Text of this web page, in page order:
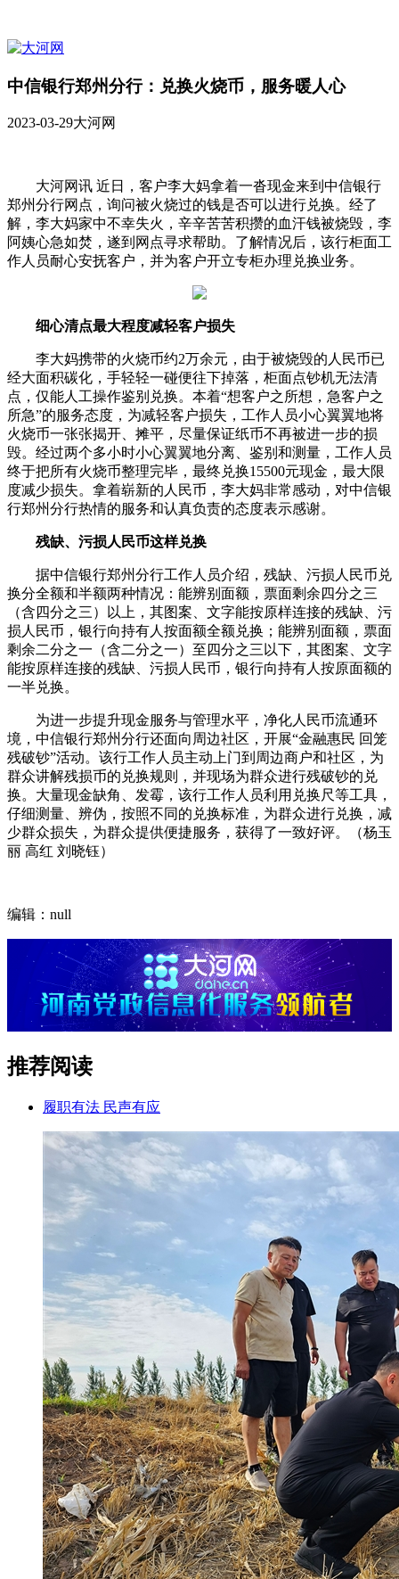
中信银行郑州分行：兑换火烧币，服务暖人心
2023-03-29大河网
大河网讯 近日，客户李大妈拿着一沓现金来到中信银行
郑州分行网点，询问被火烧过的钱是否可以进行兑换。经了
解，李大妈家中不幸失火，辛辛苦苦积攒的血汗钱被烧毁，李
阿姨心急如焚，遂到网点寻求帮助。了解情况后，该行柜面工
作人员耐心安抚客户，并为客户开立专柜办理兑换业务。
细心清点最大程度减轻客户损失
李大妈携带的火烧币约2万余元，由于被烧毁的人民币已
经大面积碳化，手轻轻一碰便往下掉落，柜面点钞机无法清
点，仅能人工操作鉴别兑换。本着“想客户之所想，急客户之
所急”的服务态度，为减轻客户损失，工作人员小心翼翼地将
火烧币一张张揭开、摊平，尽量保证纸币不再被进一步的损
毁。经过两个多小时小心翼翼地分离、鉴别和测量，工作人员
终于把所有火烧币整理完毕，最终兑换15500元现金，最大限
度减少损失。拿着崭新的人民币，李大妈非常感动，对中信银
行郑州分行热情的服务和认真负责的态度表示感谢。
残缺、污损人民币这样兑换
据中信银行郑州分行工作人员介绍，残缺、污损人民币兑
换分全额和半额两种情况：能辨别面额，票面剩余四分之三
（含四分之三）以上，其图案、文字能按原样连接的残缺、污
损人民币，银行向持有人按面额全额兑换；能辨别面额，票面
剩余二分之一（含二分之一）至四分之三以下，其图案、文字
能按原样连接的残缺、污损人民币，银行向持有人按原面额的
一半兑换。
为进一步提升现金服务与管理水平，净化人民币流通环
境，中信银行郑州分行还面向周边社区，开展“金融惠民 回笼
残破钞”活动。该行工作人员主动上门到周边商户和社区，为
群众讲解残损币的兑换规则，并现场为群众进行残破钞的兑
换。大量现金缺角、发霉，该行工作人员利用兑换尺等工具，
仔细测量、辨伪，按照不同的兑换标准，为群众进行兑换，减
少群众损失，为群众提供便捷服务，获得了一致好评。（杨玉
丽 高红 刘晓钰）
编辑：null
推荐阅读
履职有法 民声有应